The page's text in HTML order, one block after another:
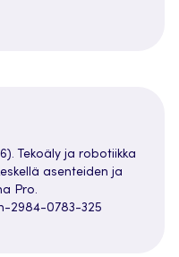
Tekoäly ja robotiikka
asenteiden ja
Pro.
2984-0783-325